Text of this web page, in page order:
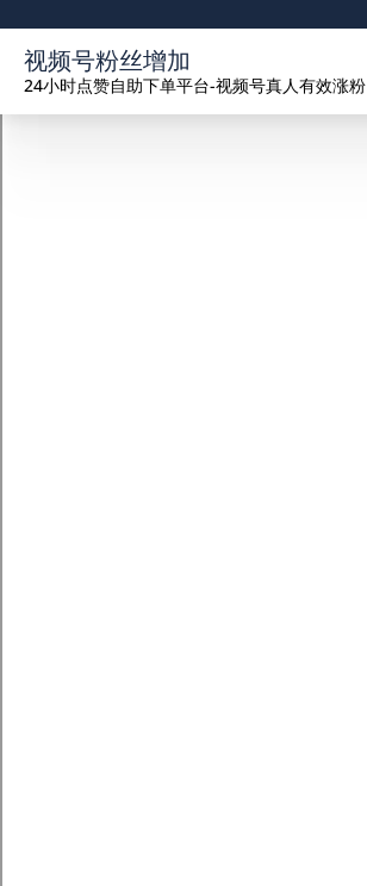
视频号粉丝增加
24小时点赞自助下单平台-视频号真人有效涨粉